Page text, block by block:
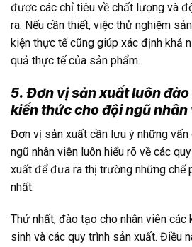
được các chỉ tiêu về chất lượng và
ra. Nếu cần thiết, việc thử nghiệm
kiện thực tế cũng giúp xác định khả
quả thực tế của sản phẩm.
5. Đơn vị sản xuất luôn
kiến thức cho đội ngũ nhân
Đơn vị sản xuất cần lưu ý những
ngũ nhân viên luôn hiểu rõ về các
xuất để đưa ra thị trường những chế
nhất:
Thứ nhất, đào tạo cho nhân viên
sinh và các quy trình sản xuất. Điều